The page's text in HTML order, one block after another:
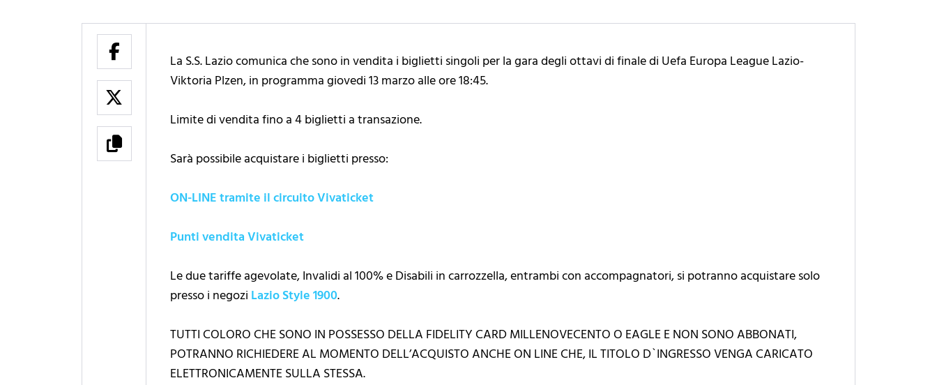
La S.S. Lazio comunica che sono in vendita i biglietti singoli per la gara degli ottavi di finale di Uefa Europa League Lazio-
Viktoria Plzen, in programma giovedi 13 marzo alle ore 18:45.
Limite di vendita fino a 4 biglietti a transazione.
Sarà possibile acquistare i biglietti presso:
ON-LINE tramite il circuito Vivaticket
Punti vendita Vivaticket
Le due tariffe agevolate, Invalidi al 100% e Disabili in carrozzella, entrambi con accompagnatori, si potranno acquistare solo
presso i negozi Lazio Style 1900.
TUTTI COLORO CHE SONO IN POSSESSO DELLA FIDELITY CARD MILLENOVECENTO O EAGLE E NON SONO ABBONATI,
POTRANNO RICHIEDERE AL MOMENTO DELL’ACQUISTO ANCHE ON LINE CHE, IL TITOLO D`INGRESSO VENGA CARICATO
ELETTRONICAMENTE SULLA STESSA.